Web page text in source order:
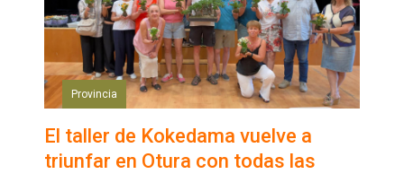
Provincia
El taller de Kokedama vuelve a
triunfar en Otura con todas las